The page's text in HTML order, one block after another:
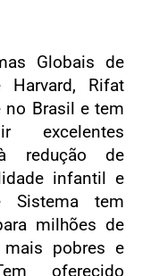
Globais de
Harvard, Rifat
no Brasil e tem
excelentes
redução de
infantil e
Sistema tem
milhões de
mais pobres e
oferecido